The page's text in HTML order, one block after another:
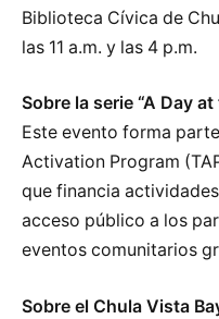
Biblioteca Cívica de
las 11 a.m. y las 4 p.m.
Sobre la serie “A Day at
Este evento forma
Activation Program
que financia
acceso público a los
eventos comunitarios
Sobre el Chula Vista